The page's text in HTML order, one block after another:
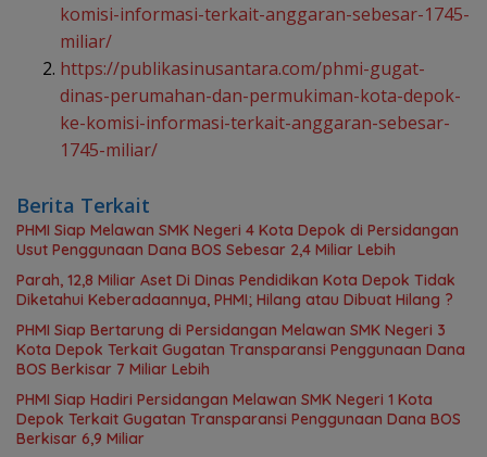
komisi-informasi-terkait-anggaran-sebesar-1745-
miliar/
https://publikasinusantara.com/phmi-gugat-
dinas-perumahan-dan-permukiman-kota-depok-
ke-komisi-informasi-terkait-anggaran-sebesar-
1745-miliar/
Berita Terkait
PHMI Siap Melawan SMK Negeri 4 Kota Depok di Persidangan
Usut Penggunaan Dana BOS Sebesar 2,4 Miliar Lebih
Parah, 12,8 Miliar Aset Di Dinas Pendidikan Kota Depok Tidak
Diketahui Keberadaannya, PHMI; Hilang atau Dibuat Hilang ?
PHMI Siap Bertarung di Persidangan Melawan SMK Negeri 3
Kota Depok Terkait Gugatan Transparansi Penggunaan Dana
BOS Berkisar 7 Miliar Lebih
PHMI Siap Hadiri Persidangan Melawan SMK Negeri 1 Kota
Depok Terkait Gugatan Transparansi Penggunaan Dana BOS
Berkisar 6,9 Miliar